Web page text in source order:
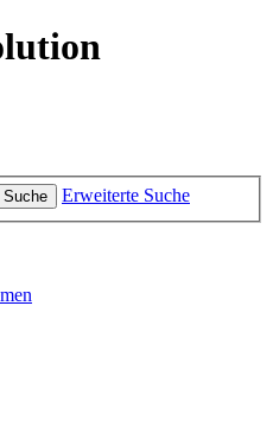
Suche Erweiterte Suche